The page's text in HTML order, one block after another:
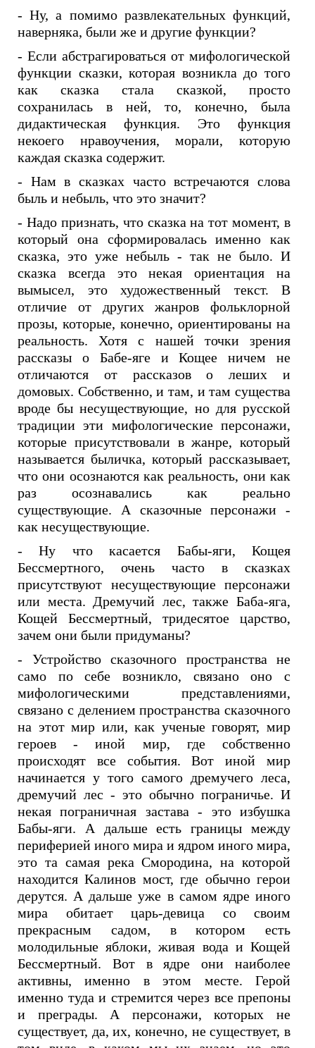
- Ну, а помимо развлекательных функций,
наверняка, были же и другие функции?
- Если абстрагироваться от мифологической
функции сказки, которая возникла до того
как сказка стала сказкой, просто
сохранилась в ней, то, конечно, была
дидактическая функция. Это функция
некоего нравоучения, морали, которую
каждая сказка содержит.
- Нам в сказках часто встречаются слова
быль и небыль, что это значит?
- Надо признать, что сказка на тот момент, в
который она сформировалась именно как
сказка, это уже небыль - так не было. И
сказка всегда это некая ориентация на
вымысел, это художественный текст. В
отличие от других жанров фольклорной
прозы, которые, конечно, ориентированы на
реальность. Хотя с нашей точки зрения
рассказы о Бабе-яге и Кощее ничем не
отличаются от рассказов о леших и
домовых. Собственно, и там, и там существа
вроде бы несуществующие, но для русской
традиции эти мифологические персонажи,
которые присутствовали в жанре, который
называется быличка, который рассказывает,
что они осознаются как реальность, они как
раз осознавались как реально
существующие. А сказочные персонажи -
как несуществующие.
- Ну что касается Бабы-яги, Кощея
Бессмертного, очень часто в сказках
присутствуют несуществующие персонажи
или места. Дремучий лес, также Баба-яга,
Кощей Бессмертный, тридесятое царство,
зачем они были придуманы?
- Устройство сказочного пространства не
само по себе возникло, связано оно с
мифологическими представлениями,
связано с делением пространства сказочного
на этот мир или, как ученые говорят, мир
героев - иной мир, где собственно
происходят все события. Вот иной мир
начинается у того самого дремучего леса,
дремучий лес - это обычно пограничье. И
некая пограничная застава - это избушка
Бабы-яги. А дальше есть границы между
периферией иного мира и ядром иного мира,
это та самая река Смородина, на которой
находится Калинов мост, где обычно герои
дерутся. А дальше уже в самом ядре иного
мира обитает царь-девица со своим
прекрасным садом, в котором есть
молодильные яблоки, живая вода и Кощей
Бессмертный. Вот в ядре они наиболее
активны, именно в этом месте. Герой
именно туда и стремится через все препоны
и преграды. А персонажи, которых не
существует, да, их, конечно, не существует, в